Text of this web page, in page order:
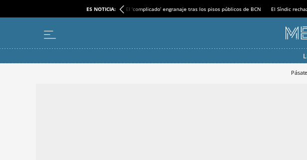
ES NOTICIA: El ‘complicado’ engranaje tras los pisos públicos de BCN El Síndic